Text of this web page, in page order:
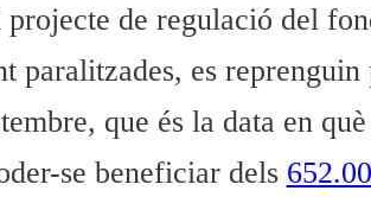
projecte de regulació del
paralitzades, es
que és la data en
se beneficiar dels